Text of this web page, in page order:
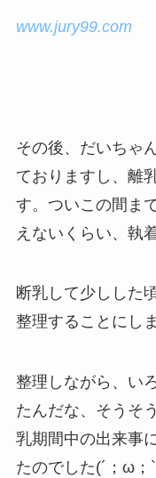
www.jury99.com
その後、だいちゃ
ておりますし、離
す。ついこの間ま
えないくらい、執
断乳して少しした
整理することにし
整理しながら、い
たんだな、そうそ
乳期間中の出来事
たのでした(´；ω；